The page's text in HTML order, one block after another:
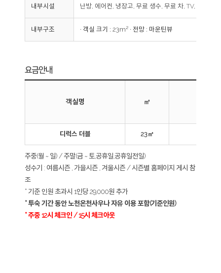
내부시설 난방, 에어컨, 냉장고, 무료 생수, 무료 차, TV, Wi-Fi,
내부구조 ∙ 객실 크기 : 23m² ∙ 전망 : 마운틴뷰
요금안내
객실명 ㎡
디럭스 더블 23㎡
주중(월 ~ 일) / 주말(금 ~ 토,공휴일,공휴일전일)
성수기 : 여름시즌 , 가을시즌 , 겨울시즌 / 시즌별 홈페이지 게시 참
조
* 기준 인원 초과시 1인당 29,000원 추가
* 투숙 기간 동안 노천온천사우나 자유 이용 포함(기준인원)
* 주중 12시 체크인 / 15시 체크아웃